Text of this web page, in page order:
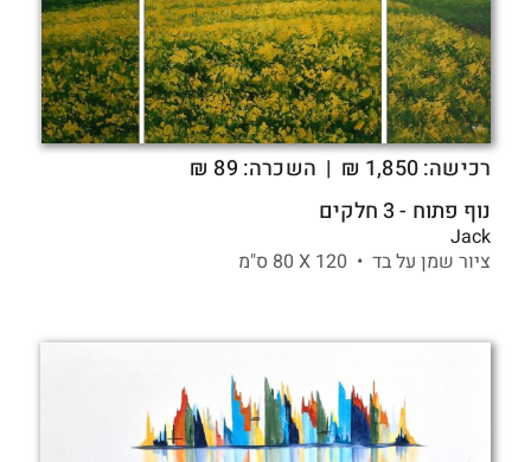
רכישה: ₪ 1,850
| השכרה: 89 ₪
נוף פתוח - 3 חלקים
Jack
ציור שמן על בד • 120 X